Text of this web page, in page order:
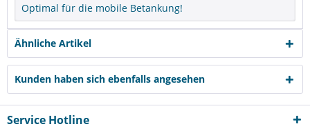
Optimal für die mobile Betankung!
Ähnliche Artikel
Kunden haben sich ebenfalls angesehen
Service Hotline